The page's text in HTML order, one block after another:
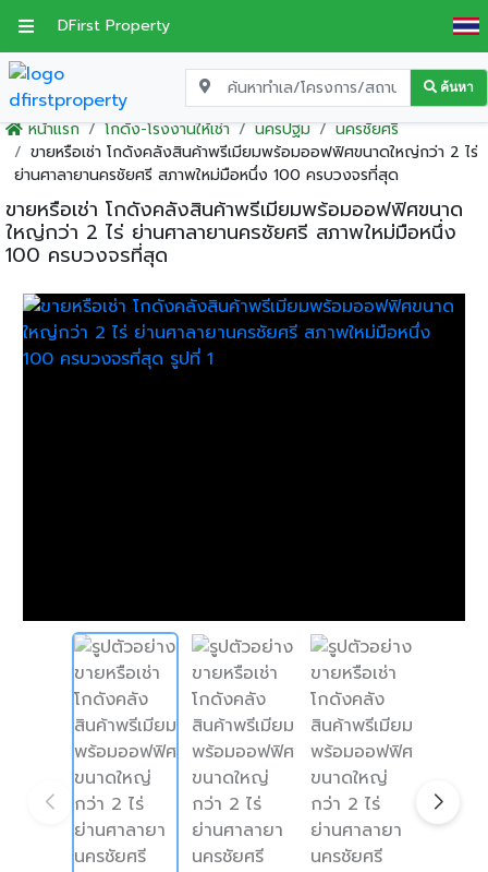
DFirst Property
ค้นหา
หน้าแรก โกดัง-โรงงานให้เช่า นครปฐม
นครชัยศรี
ขายหรือเช่า โกดังคลังสินค้าพรีเมียมพร้อมออฟฟิศขนาดใหญ่กว่า 2 ไร่
ย่านศาลายานครชัยศรี สภาพใหม่มือหนึ่ง 100 ครบวงจรที่สุด
ขายหรือเช่า โกดังคลังสินค้าพรีเมียมพร้อมออฟฟิศขนาด
ใหญ่กว่า 2 ไร่ ย่านศาลายานครชัยศรี สภาพใหม่มือหนึ่ง
100 ครบวงจรที่สุด